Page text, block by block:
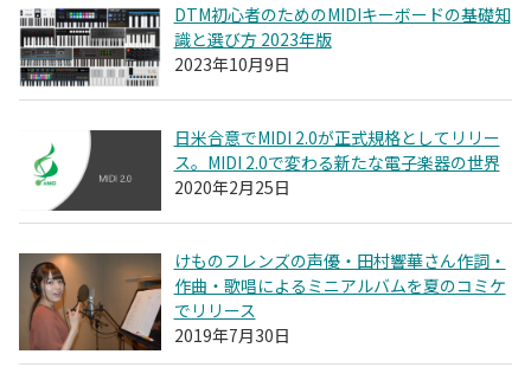
DTM初心者のためのMIDIキーボードの基礎知
識と選び方 2023年版
2023年10月9日
日米合意でMIDI 2.0が正式規格としてリリー
ス。MIDI 2.0で変わる新たな電子楽器の世界
2020年2月25日
けものフレンズの声優・田村響華さん作詞・
作曲・歌唱によるミニアルバムを夏のコミケ
でリリース
2019年7月30日